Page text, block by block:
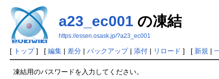
a23_ec001 の凍結
https://essen.osask.jp/?a23_ec001
[ トップ] [ 編集| 差分| バックアップ| 添付| リロード ] [ 新規 |
凍結用のパスワードを入力してください。